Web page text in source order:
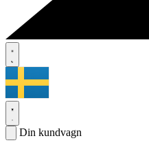
Din kundvagn